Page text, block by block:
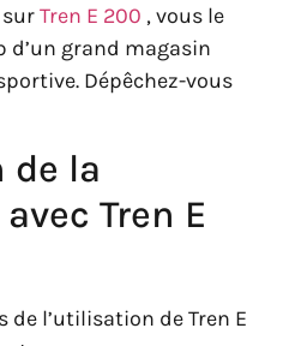
Tren E 200 , vous le
d’un grand magasin
Dépêchez-vous
la
Tren E
de l’utilisation de Tren E